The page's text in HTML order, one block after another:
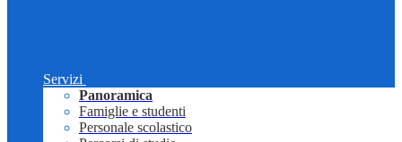
Servizi
Panoramica
Famiglie e studenti
Personale scolastico